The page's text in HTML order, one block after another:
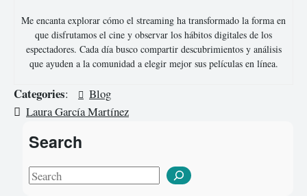
Me encanta explorar cómo el streaming ha transformado la forma en
que disfrutamos el cine y observar los hábitos digitales de los
espectadores. Cada día busco compartir descubrimientos y análisis
que ayuden a la comunidad a elegir mejor sus películas en línea.
Categories:
Blog
Laura García Martínez
Search
S